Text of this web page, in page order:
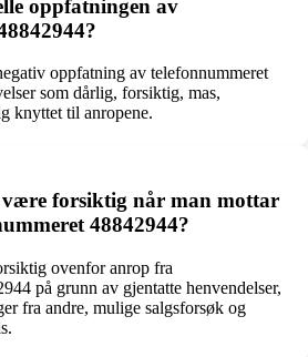
oppfatningen av
oppfatning av telefonnummeret
som dårlig, forsiktig, mas,
knyttet til anropene.
forsiktig når man mottar
48842944?
ovenfor anrop fra
på grunn av gjentatte henvendelser,
fra andre, mulige salgsforsøk og